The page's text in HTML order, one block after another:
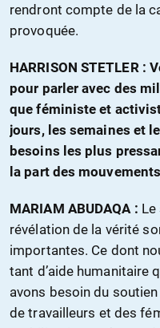
rendront compte de la
provoquée.
HARRISON STETLER :
pour parler avec des
que féministe et
jours, les semaines et
besoins les plus
la part des
MARIAM ABUDAQA :
révélation de la vérité
importantes. Ce dont
tant d’aide humanitaire
avons besoin du
de travailleurs et des